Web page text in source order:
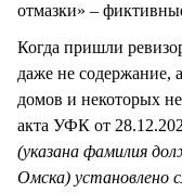
отмазки» –
Когда пришли
даже не содержание,
домов и некоторых
акта УФК от
(указана фамилия
Омска) установлено